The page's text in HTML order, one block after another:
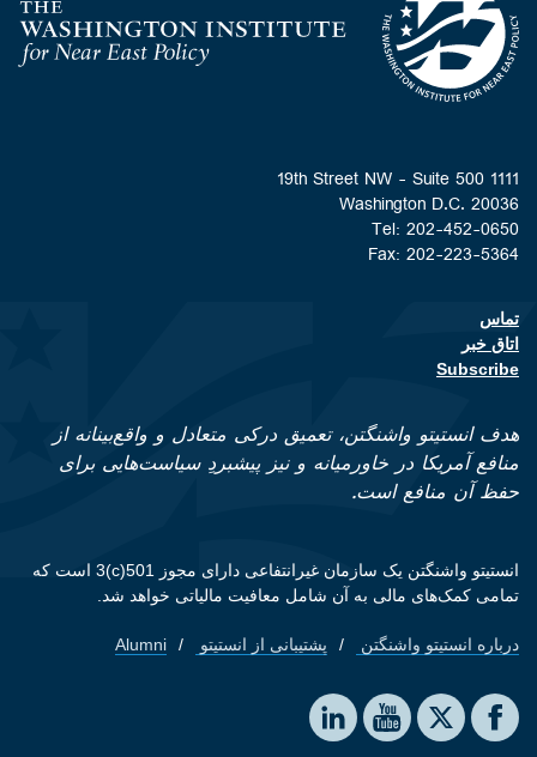
Homepage
1111 19th Street NW - Suite 500
Washington D.C. 20036
Tel: 202-452-0650
Fax: 202-223-5364
Footer contact links
تماس
اتاق خبر
Subscribe
هدف انستیتو واشنگتن، تعمیق درکی متعادل و واقع‌بینانه از
منافع آمریکا در خاورمیانه و نیز پیشبردِ سیاست‌هایی برای
حفظ آن منافع است.
انستیتو واشنگتن یک سازمان غیرانتفاعی دارای مجوز 501(c)3 است که
تمامی کمک‌های مالی به آن شامل معافیت مالیاتی خواهد شد.
Footer quick links
درباره انستیتو واشنگتن پشتیبانی از انستیتو Alumni
Social media
The Washington Institute on Facebook
The Washington Institute on X
The Washington Institute on YouTube
The Washington Institute on LinkedIn